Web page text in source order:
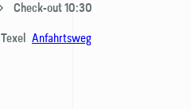
Check-out 10:30
Texel Anfahrtsweg